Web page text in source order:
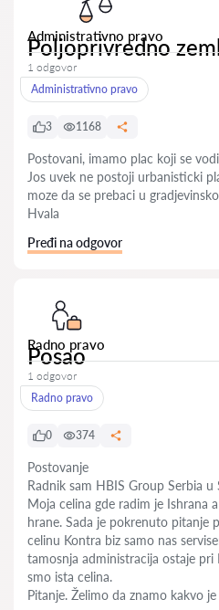
Administrativno pravo
Poljoprivredno
1 odgovor
Administrativno pravo
3 1168
Postovani, imamo plac koji se
Jos uvek ne postoji urbanisticki
moze da se prebaci u
Hvala
Pređi na odgovor
Radno pravo
Posao
1 odgovor
Radno pravo
0 374
Postovanje
Radnik sam HBIS Group Serbia
Moja celina gde radim je Ishrana
hrane. Sada je pokrenuto pitanje
celinu Kontra biz samo nas
tamosnja administracija ostaje pri
smo ista celina.
Pitanje. Želimo da znamo kakvo